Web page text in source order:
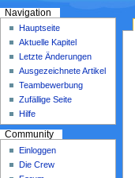
Navigation
Hauptseite
Aktuelle Kapitel
Letzte Änderungen
Ausgezeichnete Artikel
Teambewerbung
Zufällige Seite
Hilfe
Community
Einloggen
Die Crew